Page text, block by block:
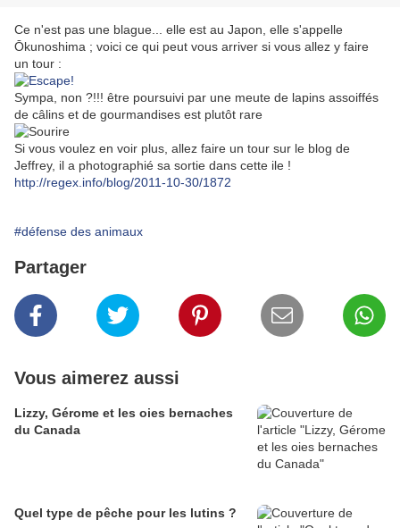
Ce n'est pas une blague... elle est au Japon, elle s'appelle
Ōkunoshima ; voici ce qui peut vous arriver si vous allez y faire
un tour :
Sympa, non ?!!! être poursuivi par une meute de lapins assoiffés
de câlins et de gourmandises est plutôt rare
Si vous voulez en voir plus, allez faire un tour sur le blog de
Jeffrey, il a photographié sa sortie dans cette ile !
http://regex.info/blog/2011-10-30/1872
#défense des animaux
Partager
Vous aimerez aussi
Lizzy, Gérome et les oies bernaches
du Canada
Quel type de pêche pour les lutins ?